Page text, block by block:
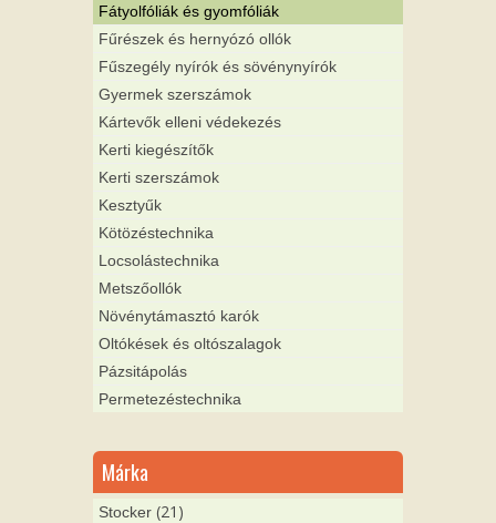
Fátyolfóliák és gyomfóliák
Fűrészek és hernyózó ollók
Fűszegély nyírók és sövénynyírók
Gyermek szerszámok
Kártevők elleni védekezés
Kerti kiegészítők
Kerti szerszámok
Kesztyűk
Kötözéstechnika
Locsolástechnika
Metszőollók
Növénytámasztó karók
Oltókések és oltószalagok
Pázsitápolás
Permetezéstechnika
Márka
Stocker (21)